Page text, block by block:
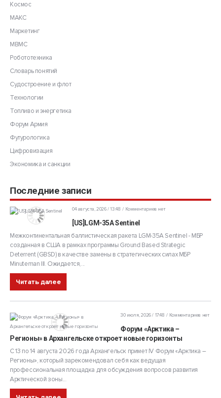
Космос
МАКС
Маркетинг
МВМС
Робототехника
Словарь понятий
Судостроение и флот
Технологии
Топливо и энергетика
Форум Армия
Футурологика
Цифровизация
Экономика и санкции
Последние записи
04 августа, 2026 / 13:48 Комментариев нет
[US]LGM-35A Sentinel
Межконтинентальная баллистическая ракета LGM-35A Sentinel - МБР
созданная в США в рамках программы Ground Based Strategic
Deterrent (GBSD) в качестве замены в стратегических силах МБР
Minuteman III. Ожидается,...
Читать далее
30 июля, 2026 / 17:48 Комментариев нет
Форум «Арктика –
Регионы» в Архангельске откроет новые горизонты
С 13 по 14 августа 2026 года Архангельск примет IV Форум «Арктика –
Регионы», который зарекомендовал себя как ведущая
профессиональная площадка для обсуждения вопросов развития
Арктической зоны...